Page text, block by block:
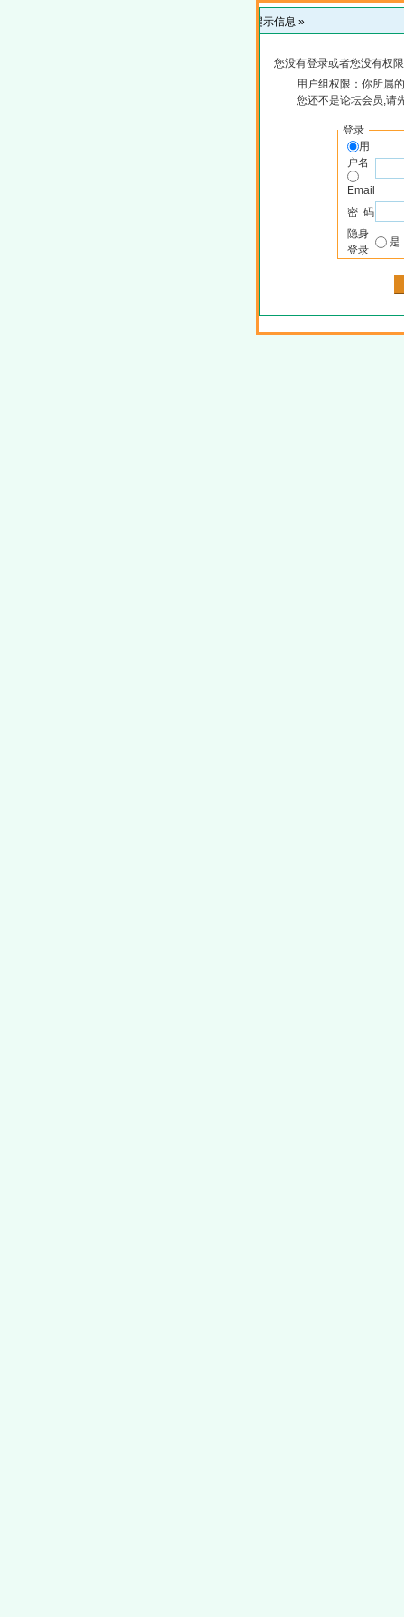
提示信息 »
您没有登录或者您没有权
用户组权限：你所属
您还不是论坛会员,请
登录
用
户名
Email
密 码
隐身
登录